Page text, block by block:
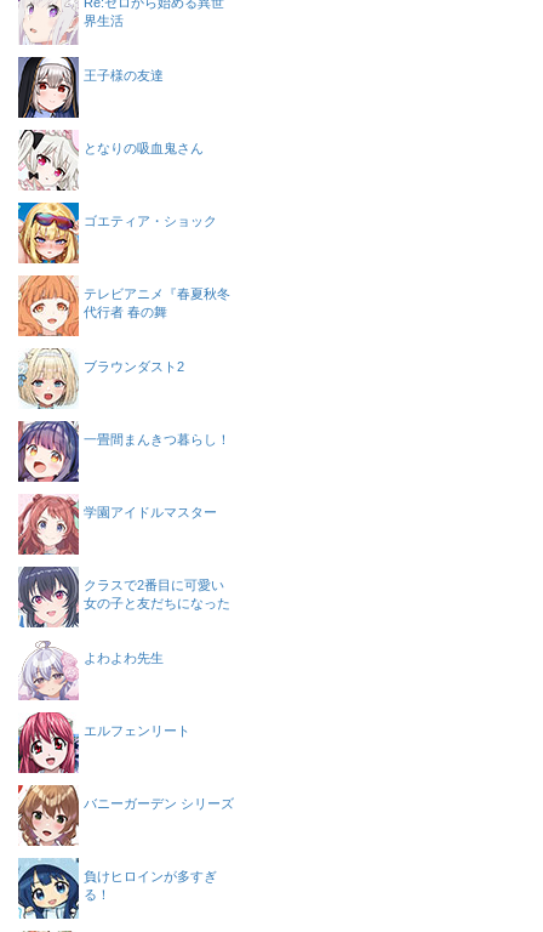
界生活
王子様の友達
となりの吸血鬼さん
ゴエティア・ショック
テレビアニメ『春夏秋冬
代行者 春の舞
ブラウンダスト2
一畳間まんきつ暮らし！
学園アイドルマスター
クラスで2番目に可愛い
女の子と友だちになった
よわよわ先生
エルフェンリート
バニーガーデン シリーズ
負けヒロインが多すぎ
る！